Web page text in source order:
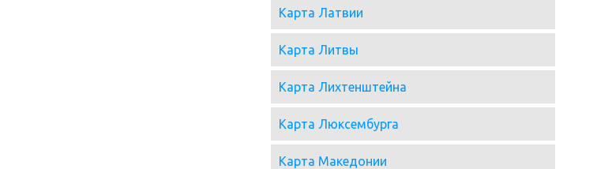
Карта Латвии
Карта Литвы
Карта Лихтенштейна
Карта Люксембурга
Карта Македонии